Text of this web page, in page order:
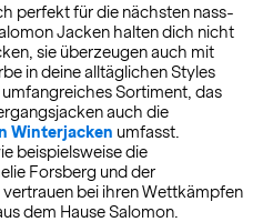
perfekt für die nächsten nass-
Jacken halten dich nicht
sie überzeugen auch mit
in deine alltäglichen Styles
Sortiment, das
auch die
Winterjacken umfasst.
beispielsweise die
Forsberg und der
bei ihren Wettkämpfen
dem Hause Salomon.